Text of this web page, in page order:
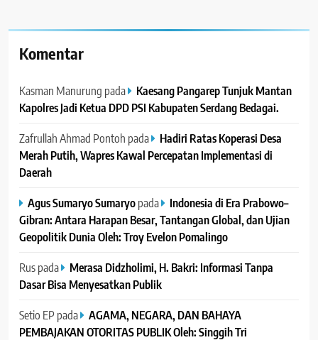
Komentar
Kasman Manurung pada
Kaesang Pangarep Tunjuk Mantan
Kapolres Jadi Ketua DPD PSI Kabupaten Serdang Bedagai. ‎ ‎
Zafrullah Ahmad Pontoh pada
Hadiri Ratas Koperasi Desa
Merah Putih, Wapres Kawal Percepatan Implementasi di
Daerah
Agus Sumaryo Sumaryopada
Indonesia di Era Prabowo–
Gibran: Antara Harapan Besar, Tantangan Global, dan Ujian
Geopolitik Dunia Oleh: Troy Evelon Pomalingo
Ruspada
Merasa Didzholimi, H. Bakri: Informasi Tanpa
Dasar Bisa Menyesatkan Publik
Setio EP pada
AGAMA, NEGARA, DAN BAHAYA
PEMBAJAKAN OTORITAS PUBLIK Oleh: Singgih Tri